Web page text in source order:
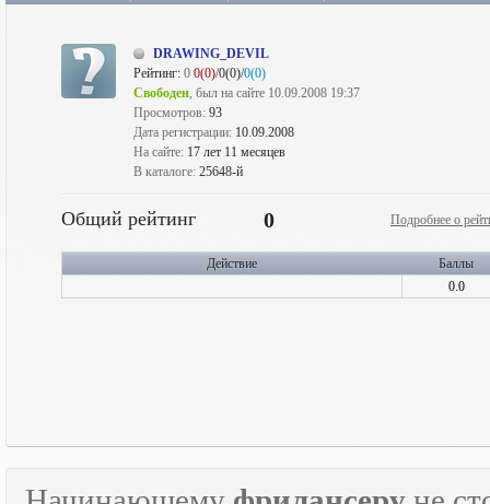
DRAWING_DEVIL
Рейтинг: 0 0(0)/0(0)/0(0)
Свободен, был на сайте 10.09.2008 19:37
Просмотров: 93
Дата регистрации: 10.09.2008
На сайте: 17 лет 11 месяцев
В каталоге: 25648-й
Общий рейтинг 0 Подробнее о
Действие
Баллы
0.0